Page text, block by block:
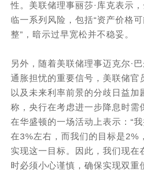
性。美联储理事丽莎·库克表示
临一系列风险，包括“资产价格
整”，暗示过早宽松并不稳妥。
另外，随着美联储理事迈克尔·
通胀担忧的重要信号，美联储官
以及未来利率前景的分歧日益加
称，央行在考虑进一步降息时需
在华盛顿的一场活动上表示：“
在3%左右，而我们的目标是2%
实现这一目标。因此，我们现在
时必须小心谨慎，确保实现双重